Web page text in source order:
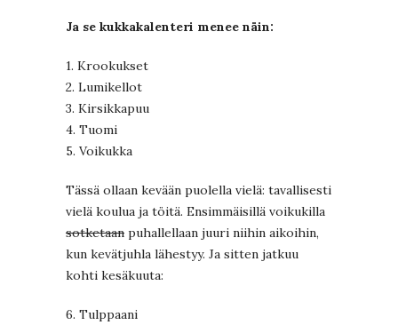
Ja se kukkakalenteri menee näin:
1. Krookukset
2. Lumikellot
3. Kirsikkapuu
4. Tuomi
5. Voikukka
Tässä ollaan kevään puolella vielä: tavallisesti
vielä koulua ja töitä. Ensimmäisillä voikukilla
sotketaan puhallellaan juuri niihin aikoihin,
kun kevätjuhla lähestyy. Ja sitten jatkuu
kohti kesäkuuta:
6. Tulppaani